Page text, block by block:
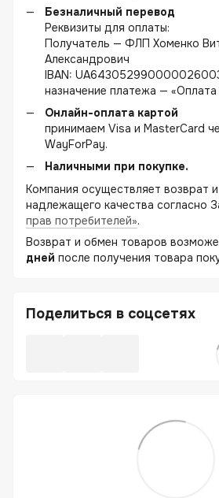
Безналичный перевод
Реквизиты для оплаты:
Получатель — ФЛП Хоменко
Александрович
IBAN:
назначение платежа — «Оплата
Онлайн-оплата картой
принимаем Visa и MasterCard
WayForPay.
Наличными при покупке.
Компания осуществляет возврат
надлежащего качества согласно
прав потребителей».
Возврат и обмен товаров
дней после получения товара
Поделиться в соцсетях